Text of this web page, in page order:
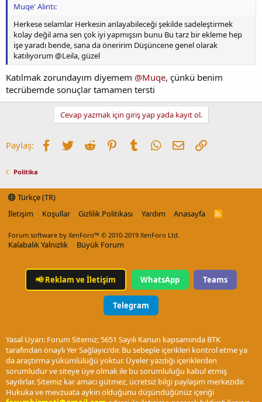
Muqe' Alıntı:
Herkese selamlar Herkesin anlayabileceği şekilde sadeleştirmek
kolay değil ama sen çok iyi yapmışsın bunu Bu tarz bir ekleme hep
işe yaradı bende, sana da öneririm Düşüncene genel olarak
katılıyorum @Leila, güzel
Katılmak zorundayım diyemem @Muqe, çünkü benim
tecrübemde sonuçlar tamamen tersti
Cevap yazmak için giriş yap yada kayıt ol.
Paylaş: Facebook
TwitterReddit PinterestTumblrWhatsApp
E-postaLink
Politika
Türkçe (TR)
İletişim
Koşullar Gizlilik Politikası Yardım Anasayfa
R
Forum software by XenForo™ © 2010-2019 XenForo Ltd.
Kalabalık Yalnızlık Büyük Forum
📢Reklam ve İletişim WhatsApp Teams
Telegram
Yasal Uyarı: Forum Sitemiz; 5651 Sayılı Kanun kapsamında BTK
tarafından onaylı Yer Sağlayıcı'dır. Bu sebeple içerikleri kontrol etme ya
da araştırma yükümlülüğü yoktur. Üyeler yazdığı içeriklerden
sorumludur ve siteye üye olmak ile bu sorumluluğu kabul etmiş
sayılırlar. Sitemiz kar amacı gütmez, ücretsiz bilgi paylaşım merkezidir.
Hukuka ve mevzuata aykırı olduğunu düşündüğünüz içeriği